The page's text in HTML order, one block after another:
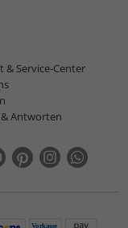
& Service-Center
Antworten